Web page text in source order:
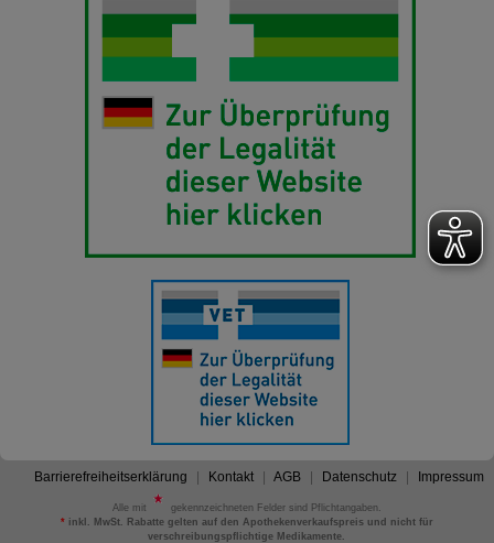
Barrierefreiheitserklärung Kontakt AGB Datenschutz Impressum
Alle mit
gekennzeichneten Felder sind Pflichtangaben.
*inkl. MwSt. Rabatte gelten auf den Apothekenverkaufspreis und nicht für
verschreibungspflichtige Medikamente.